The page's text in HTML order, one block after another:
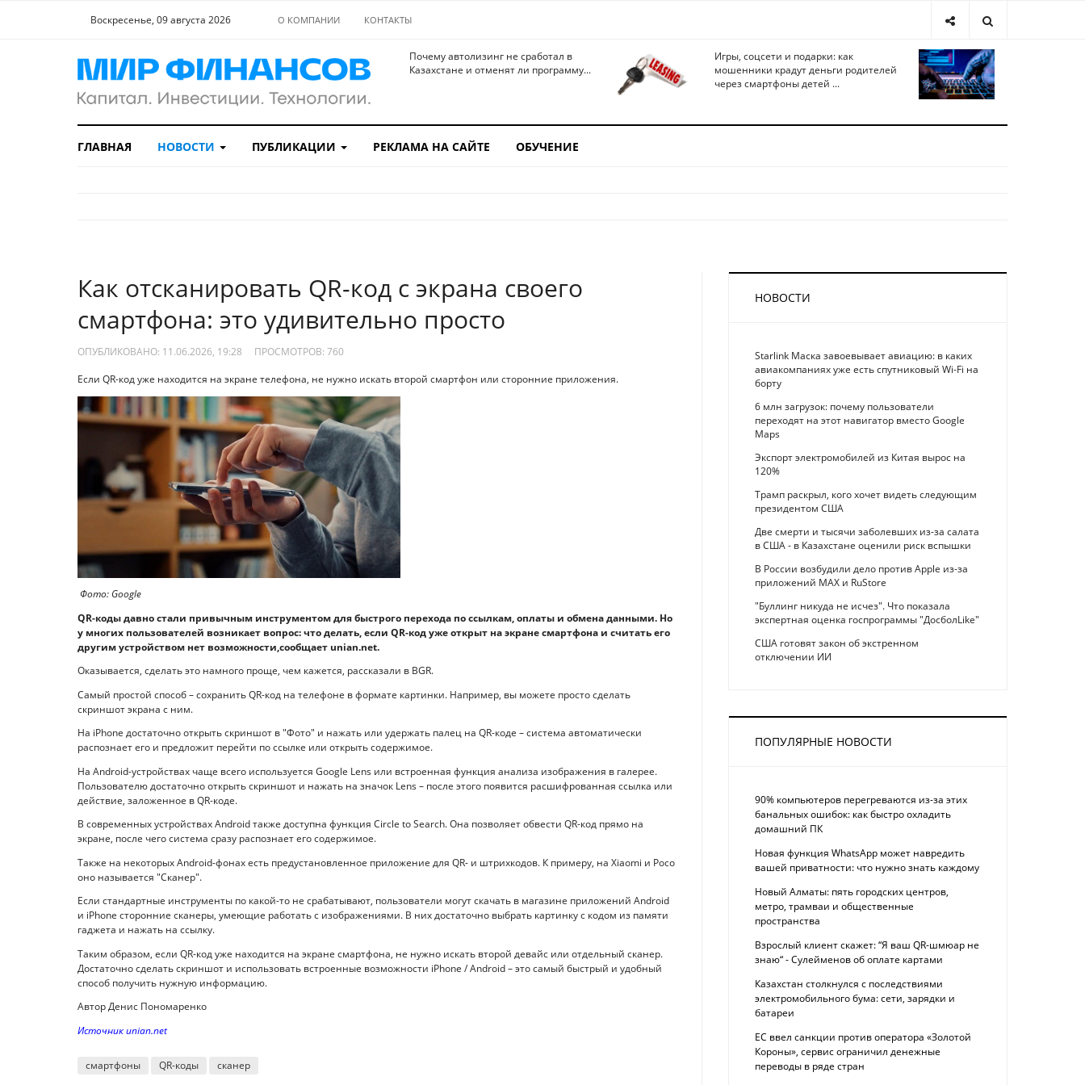
Воскресенье, 09 августа 2026 О КОМПАНИИ КОНТАКТЫ
Почему автолизинг не сработал в
Казахстане и отменят ли программу...
Игры, соцсети и подарки: как
мошенники крадут деньги родителей
через смартфоны детей ...
ГЛАВНАЯ НОВОСТИ ПУБЛИКАЦИИ РЕКЛАМА НА САЙТЕ ОБУЧЕНИЕ
Как отсканировать QR-код с экрана своего
смартфона: это удивительно просто
ОПУБЛИКОВАНО: 11.06.2026, 19:28 ПРОСМОТРОВ: 760
Если QR-код уже находится на экране телефона, не нужно искать второй смартфон или сторонние приложения.
Фото: Google
QR-коды давно стали привычным инструментом для быстрого перехода по ссылкам, оплаты и обмена данными. Но
у многих пользователей возникает вопрос: что делать, если QR-код уже открыт на экране смартфона и считать его
другим устройством нет возможности,сообщает unian.net.
Оказывается, сделать это намного проще, чем кажется, рассказали в BGR.
Самый простой способ – сохранить QR-код на телефоне в формате картинки. Например, вы можете просто сделать
скриншот экрана с ним.
На iPhone достаточно открыть скриншот в "Фото" и нажать или удержать палец на QR-коде – система автоматически
распознает его и предложит перейти по ссылке или открыть содержимое.
На Android-устройствах чаще всего используется Google Lens или встроенная функция анализа изображения в галерее.
Пользователю достаточно открыть скриншот и нажать на значок Lens – после этого появится расшифрованная ссылка или
действие, заложенное в QR-коде.
В современных устройствах Android также доступна функция Circle to Search. Она позволяет обвести QR-код прямо на
экране, после чего система сразу распознает его содержимое.
Также на некоторых Android-фонах есть предустановленное приложение для QR- и штрихкодов. К примеру, на Xiaomi и Poco
оно называется "Сканер".
Если стандартные инструменты по какой-то не срабатывают, пользователи могут скачать в магазине приложений Android
и iPhone сторонние сканеры, умеющие работать с изображениями. В них достаточно выбрать картинку с кодом из памяти
гаджета и нажать на ссылку.
Таким образом, если QR-код уже находится на экране смартфона, не нужно искать второй девайс или отдельный сканер.
Достаточно сделать скриншот и использовать встроенные возможности iPhone / Android – это самый быстрый и удобный
способ получить нужную информацию.
Автор Денис Пономаренко
Источник unian.net
смартфоны QR-коды сканер
НОВОСТИ
Starlink Маска завоевывает авиацию: в каких
авиакомпаниях уже есть спутниковый Wi-Fi на
борту
6 млн загрузок: почему пользователи
переходят на этот навигатор вместо Google
Maps
Экспорт электромобилей из Китая вырос на
120%
Трамп раскрыл, кого хочет видеть следующим
президентом США
Две смерти и тысячи заболевших из-за салата
в США - в Казахстане оценили риск вспышки
В России возбудили дело против Apple из-за
приложений MAX и RuStore
"Буллинг никуда не исчез". Что показала
экспертная оценка госпрограммы "ДосболLike"
США готовят закон об экстренном
отключении ИИ
ПОПУЛЯРНЫЕ НОВОСТИ
90% компьютеров перегреваются из-за этих
банальных ошибок: как быстро охладить
домашний ПК
Новая функция WhatsApp может навредить
вашей приватности: что нужно знать каждому
Новый Алматы: пять городских центров,
метро, трамваи и общественные
пространства
Взрослый клиент скажет: “Я ваш QR-шмюар не
знаю“ - Сулейменов об оплате картами
Казахстан столкнулся с последствиями
электромобильного бума: сети, зарядки и
батареи
ЕС ввел санкции против оператора «Золотой
Короны», сервис ограничил денежные
переводы в ряде стран